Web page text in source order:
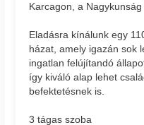
Karcagon, a
Eladásra kínálunk egy
házat, amely igazán sok
ingatlan felújítandó
így kiváló alap lehet
befektetésnek is.
3 tágas szoba